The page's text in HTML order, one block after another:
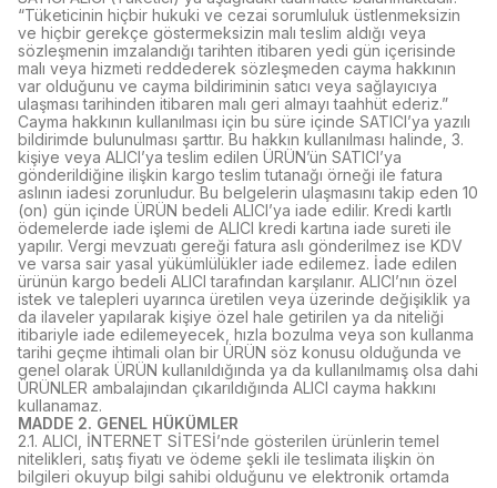
“Tüketicinin hiçbir hukuki ve cezai sorumluluk üstlenmeksizin
ve hiçbir gerekçe göstermeksizin malı teslim aldığı veya
sözleşmenin imzalandığı tarihten itibaren yedi gün içerisinde
malı veya hizmeti reddederek sözleşmeden cayma hakkının
var olduğunu ve cayma bildiriminin satıcı veya sağlayıcıya
ulaşması tarihinden itibaren malı geri almayı taahhüt ederiz.”
Cayma hakkının kullanılması için bu süre içinde SATICI’ya yazılı
bildirimde bulunulması şarttır. Bu hakkın kullanılması halinde, 3.
kişiye veya ALICI’ya teslim edilen ÜRÜN’ün SATICI’ya
gönderildiğine ilişkin kargo teslim tutanağı örneği ile fatura
aslının iadesi zorunludur. Bu belgelerin ulaşmasını takip eden 10
(on) gün içinde ÜRÜN bedeli ALICI’ya iade edilir. Kredi kartlı
ödemelerde iade işlemi de ALICI kredi kartına iade sureti ile
yapılır. Vergi mevzuatı gereği fatura aslı gönderilmez ise KDV
ve varsa sair yasal yükümlülükler iade edilemez. İade edilen
ürünün kargo bedeli ALICI tarafından karşılanır. ALICI’nın özel
istek ve talepleri uyarınca üretilen veya üzerinde değişiklik ya
da ilaveler yapılarak kişiye özel hale getirilen ya da niteliği
itibariyle iade edilemeyecek, hızla bozulma veya son kullanma
tarihi geçme ihtimali olan bir ÜRÜN söz konusu olduğunda ve
genel olarak ÜRÜN kullanıldığında ya da kullanılmamış olsa dahi
ÜRÜNLER ambalajından çıkarıldığında ALICI cayma hakkını
kullanamaz.
MADDE 2. GENEL HÜKÜMLER
2.1. ALICI, İNTERNET SİTESİ’nde gösterilen ürünlerin temel
nitelikleri, satış fiyatı ve ödeme şekli ile teslimata ilişkin ön
bilgileri okuyup bilgi sahibi olduğunu ve elektronik ortamda